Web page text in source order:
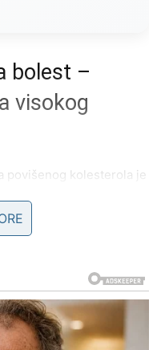
bolest –
visokog
povišenog kolesterola je
sužavajući krvne
s vremenom se
znakovi. Ako se
kao važan signal
pomoć.